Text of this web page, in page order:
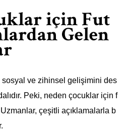
için Fut
Gelen
sosyal ve zihinsel gelişimini des
Peki, neden çocuklar için f
çeşitli açıklamalarla b